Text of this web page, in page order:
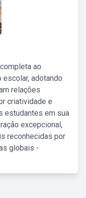
ao
adotando
relações
criatividade e
estudantes em sua
excepcional,
reconhecidas por
globais -